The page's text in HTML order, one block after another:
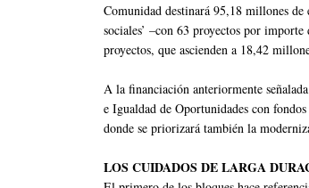
Comunidad destinará 95,18 millones
sociales’ –con 63 proyectos por
proyectos, que ascienden a 18,42
A la financiación anteriormente
e Igualdad de Oportunidades con
donde se priorizará también la
LOS CUIDADOS DE LARGA